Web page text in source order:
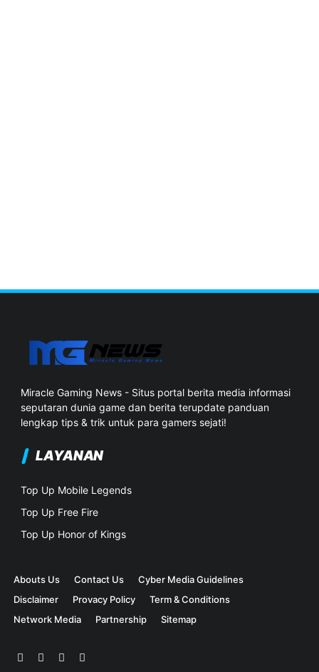
Miracle Gaming News - Situs portal berita media informasi
seputaran dunia game dan berita terupdate panduan
lengkap tips & trik untuk para gamers sejati!
LAYANAN
Top Up Mobile Legends
Top Up Free Fire
Top Up Honor of Kings
Abouts Us Contact Us
Cyber Media Guidelines
Disclaimer
Provacy Policy
Term & Conditions
Network Media
Partnership Sitemap